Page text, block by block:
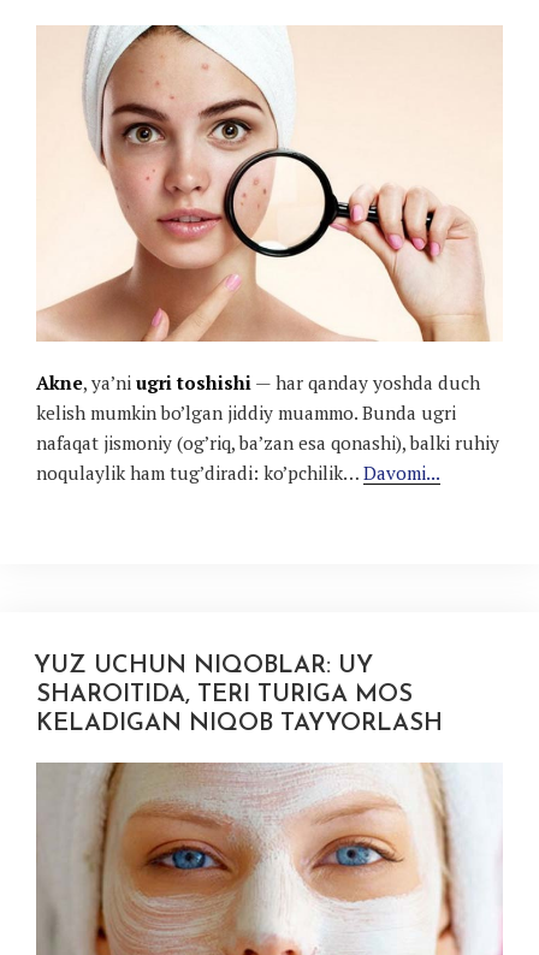
Akne, ya’ni ugri toshishi — har qanday yoshda duch
kelish mumkin bo’lgan jiddiy muammo. Bunda ugri
nafaqat jismoniy (og’riq, ba’zan esa qonashi), balki ruhiy
noqulaylik ham tug’diradi: ko’pchilik… Davomi...
YUZ UCHUN NIQOBLAR: UY
SHAROITIDA, TERI TURIGA MOS
KELADIGAN NIQOB TAYYORLASH